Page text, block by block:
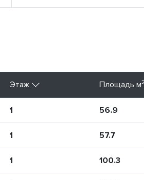
Этаж Площадь м2
1 56.9
1 57.7
1 100.3